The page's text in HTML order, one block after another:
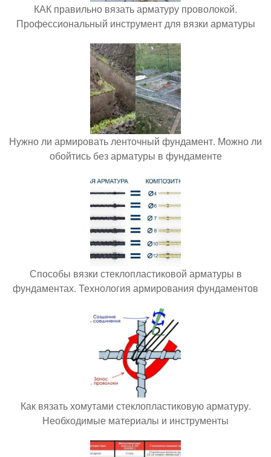
КАК правильно вязать арматуру проволокой.
Профессиональный инструмент для вязки арматуры
Нужно ли армировать ленточный фундамент. Можно ли
обойтись без арматуры в фундаменте
Способы вязки стеклопластиковой арматуры в
фундаментах. Технология армирования фундаментов
Как вязать хомутами стеклопластиковую арматуру.
Необходимые материалы и инструменты